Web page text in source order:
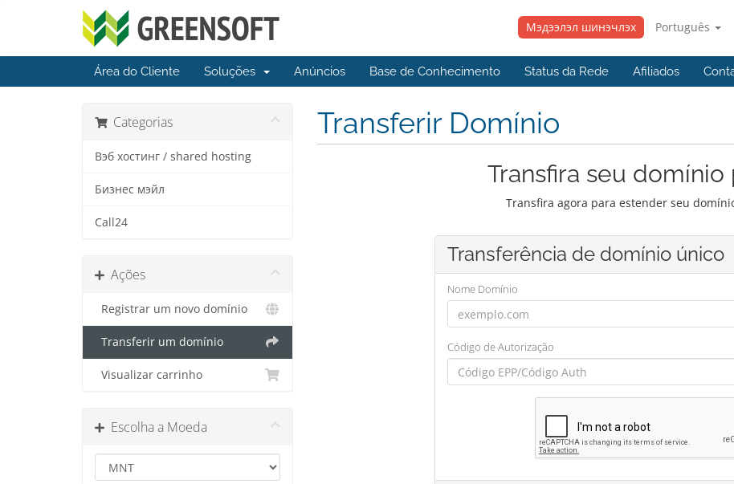
Мэдээлэл шинэчлэх Português
Área do Cliente Soluções Anúncios Base de Conhecimento Status da Rede Afiliados
Categorias
Вэб хостинг / shared hosting
Бизнес мэйл
Call24
Ações
Registrar um novo domínio
Transferir um domínio
Visualizar carrinho
Escolha a Moeda
Transferir Domínio
Transfira seu domínio
Transfira agora para estender seu
Transferência de domínio único
Nome Domínio
Código de Autorização